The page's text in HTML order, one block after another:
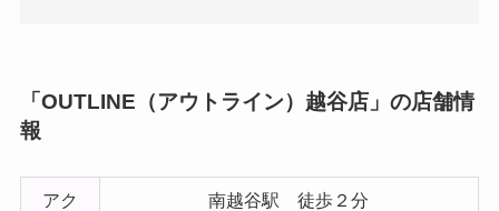
「OUTLINE（アウトライン）越谷店」の店舗情
報
アク
南越谷駅 徒歩２分